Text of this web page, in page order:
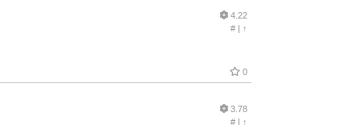
4.22
#| ↑
0
3.78
#| ↑